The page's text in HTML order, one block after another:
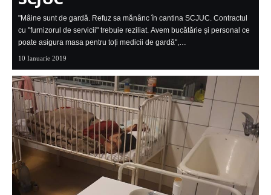
"Mâine sunt de gardă. Refuz sa mănânc în cantina SCJUC. Contractul
cu "furnizorul de servicii" trebuie reziliat. Avem bucătărie și personal ce
poate asigura masa pentru toți medicii de gardă",…
10 Ianuarie 2019